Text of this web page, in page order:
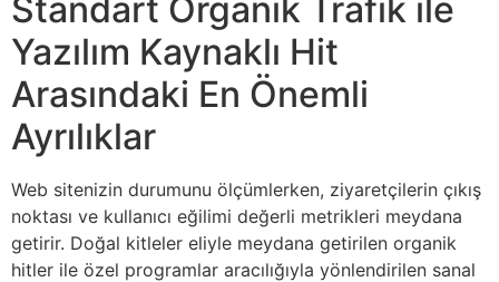
Standart Organik Trafik ile
Yazılım Kaynaklı Hit
Arasındaki En Önemli
Ayrılıklar
Web sitenizin durumunu ölçümlerken, ziyaretçilerin çıkış
noktası ve kullanıcı eğilimi değerli metrikleri meydana
getirir. Doğal kitleler eliyle meydana getirilen organik
hitler ile özel programlar aracılığıyla yönlendirilen sanal